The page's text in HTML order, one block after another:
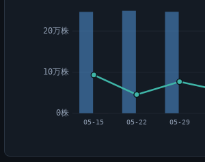
0株
10万株
20万株
05-15 05-22 05-29